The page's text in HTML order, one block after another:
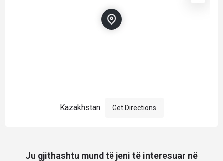
Kazakhstan Get Directions
Ju gjithashtu mund të jeni të interesuar në